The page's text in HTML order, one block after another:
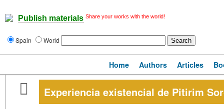
Publish materials Share your works with the world!
Spain World
Home Authors Articles
Experiencia existencial de Pitirim